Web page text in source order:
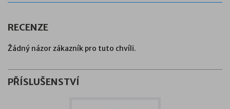
RECENZE
Žádný názor zákazník pro tuto chvíli.
PŘÍSLUŠENSTVÍ